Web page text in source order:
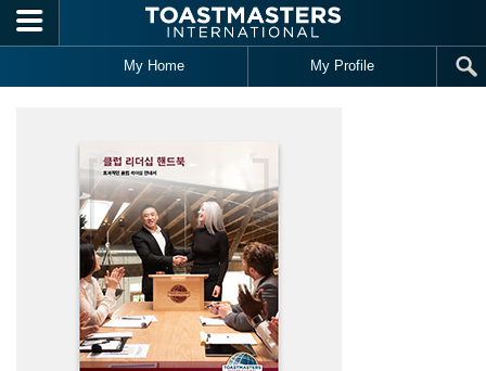
Skip to main content
My Home My Profile